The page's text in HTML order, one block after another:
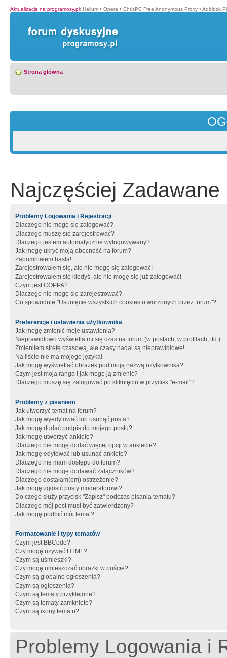
Aktualizacje na programosy.pl: Helium • Opera • ChrisPC Free Anonymous Proxy • Adblock
Strona główna
Najczęściej Zadawane
Problemy Logowania i Rejestracji
Dlaczego nie mogę się zalogować?
Dlaczego muszę się zarejestrować?
Dlaczego jestem automatycznie wylogowywany?
Jak mogę ukryć moją obecność na forum?
Zapomniałem hasła!
Zarejestrowałem się, ale nie mogę się zalogować!
Zarejestrowałem się kiedyś, ale nie mogę się już zalogować!
Czym jest COPPA?
Dlaczego nie mogę się zarejestrować?
Co spowoduje "Usunięcie wszystkich cookies utworzonych przez forum"?
Preferencje i ustawienia użytkownika
Jak mogę zmienić moje ustawienia?
Nieprawidłowo wyświetla mi się czas na forum (w postach, w profilach, itd.)
Zmieniłem strefę czasową, ale czasy nadal są nieprawidłowe!
Na liście nie ma mojego języka!
Jak mogę wyświetlać obrazek pod moją nazwą użytkownika?
Czym jest moja ranga i jak mogę ją zmienić?
Dlaczego muszę się zalogować po kliknięciu w przycisk "e-mail"?
Problemy z pisaniem
Jak utworzyć temat na forum?
Jak mogę wyedytować lub usunąć posta?
Jak mogę dodać podpis do mojego postu?
Jak mogę utworzyć ankietę?
Dlaczego nie mogę dodać więcej opcji w ankiecie?
Jak mogę edytować lub usunąć ankietę?
Dlaczego nie mam dostępu do forum?
Dlaczego nie mogę dodawać załączników?
Dlaczego dostałam(em) ostrzeżenie?
Jak mogę zgłosić posty moderatorowi?
Do czego służy przycisk "Zapisz" podczas pisania tematu?
Dlaczego mój post musi być zatwierdzony?
Jak mogę podbić mój temat?
Formatowanie i typy tematów
Czym jest BBCode?
Czy mogę używać HTML?
Czym są uśmieszki?
Czy mogę umieszczać obrazki w poście?
Czym są globalne ogłoszenia?
Czym są ogłoszenia?
Czym są tematy przyklejone?
Czym są tematy zamknięte?
Czym są ikony tematu?
Problemy Logowania i